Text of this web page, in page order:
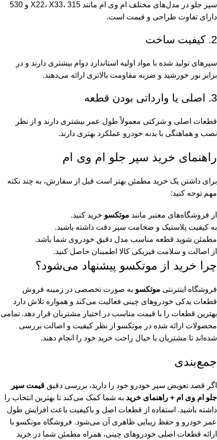
سپر جلو در مدل‌های مختلف ام وی ام مانند X22
، X33، 315 و 530
دارای تفاوت طراحی و قیمت است.
2. کیفیت ساخت
سپرهای تولید شده با مواد اولیه استاندارد دوام بیشتری دارند و در
برابر نور خورشید و ضربه مقاومت بالاتری ارائه می‌دهند.
3. اصلی یا وارداتی بودن قطعه
قطعات اصلی و شرکتی معمولاً طول عمر بیشتری دارند و از نظر
نصب و هماهنگی با بدنه خودرو عملکرد بهتری دارند.
راهنمای خرید سپر جلو ام وی ام
برای داشتن یک خرید مطمئن بهتر است قبل از سفارش، به چند نکته
مهم توجه کنید:
از فروشگاه‌های معتبر مانند موتکسو خرید کنید.
به کیفیت پلاستیک و ضخامت سپر دقت داشته باشید.
مطمئن شوید قطعه مناسب مدل دقیق خودروی شما باشد.
از اصالت و سلامت فیزیکی کالا اطمینان حاصل کنید.
چرا خرید از موتکسو پیشنهاد می‌شود؟
فروشگاه اینترنتی موتکسو به صورت تخصصی در زمینه فروش
قطعات یدکی خودروهای چینی فعالیت می‌کند و همواره تلاش دارد
بهترین قطعات را با قیمت مناسب در اختیار مشتریان قرار دهد. تمامی
محصولات ارائه شده در موتکسو از نظر کیفیت و اصالت بررسی
شده‌اند تا مشتریان با خیال راحت خرید خود را انجام دهند.
جمع‌بندی
اگر قصد تعویض سپر خودرو خود را دارید، بررسی دقیق قیمت سپر
جلو ام وی ام + راهنمای خرید به شما کمک می‌کند تا بهترین انتخاب را
داشته باشید. استفاده از قطعات اصل و باکیفیت باعث افزایش طول
عمر خودرو و حفظ زیبایی ظاهری آن می‌شود. فروشگاه موتکسو با
ارائه قطعات اصلی خودروهای چینی، همراه مطمئن شما در خرید